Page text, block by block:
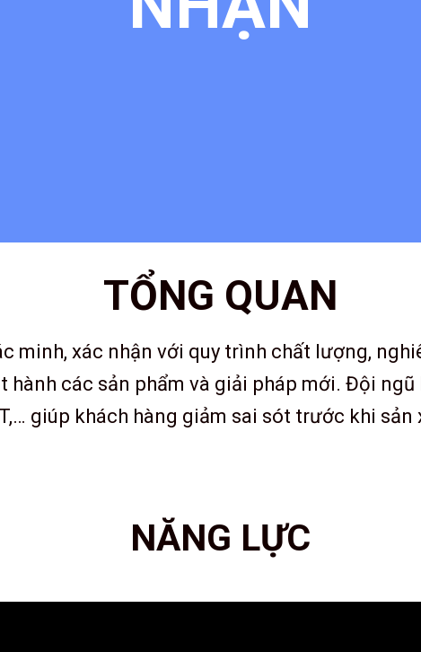
TỔNG QUAN
minh, xác nhận với quy trình chất lượng,
các sản phẩm và giải pháp mới. Đội
giúp khách hàng giảm sai sót trước khi
NĂNG LỰC